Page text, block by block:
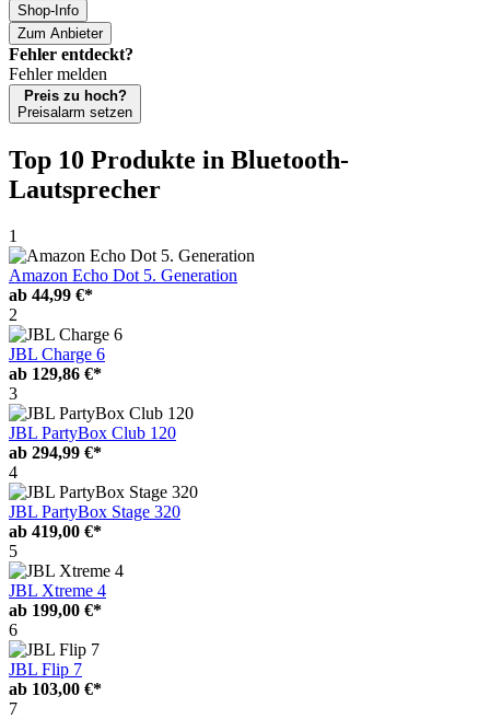
Shop-Info
Zum Anbieter
Fehler entdeckt?
Fehler melden
Preis zu hoch?
Preisalarm setzen
Top 10 Produkte in Bluetooth-
Lautsprecher
1
Amazon Echo Dot 5. Generation
ab 44,99 €*
2
JBL Charge 6
ab 129,86 €*
3
JBL PartyBox Club 120
ab 294,99 €*
4
JBL PartyBox Stage 320
ab 419,00 €*
5
JBL Xtreme 4
ab 199,00 €*
6
JBL Flip 7
ab 103,00 €*
7